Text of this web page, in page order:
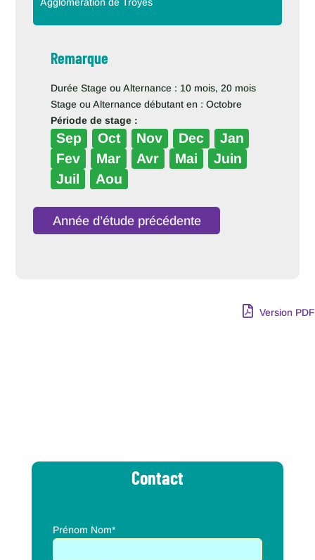
Agglomération de Troyes
Remarque
Durée Stage ou Alternance : 10 mois, 20 mois
Stage ou Alternance débutant en : Octobre
Période de stage :
Sep Oct Nov Dec
Jan
Fev
Mar Avr Mai
Juin
Juil
Aou
Année d’étude précédente
Version PDF
Contact
Prénom Nom*